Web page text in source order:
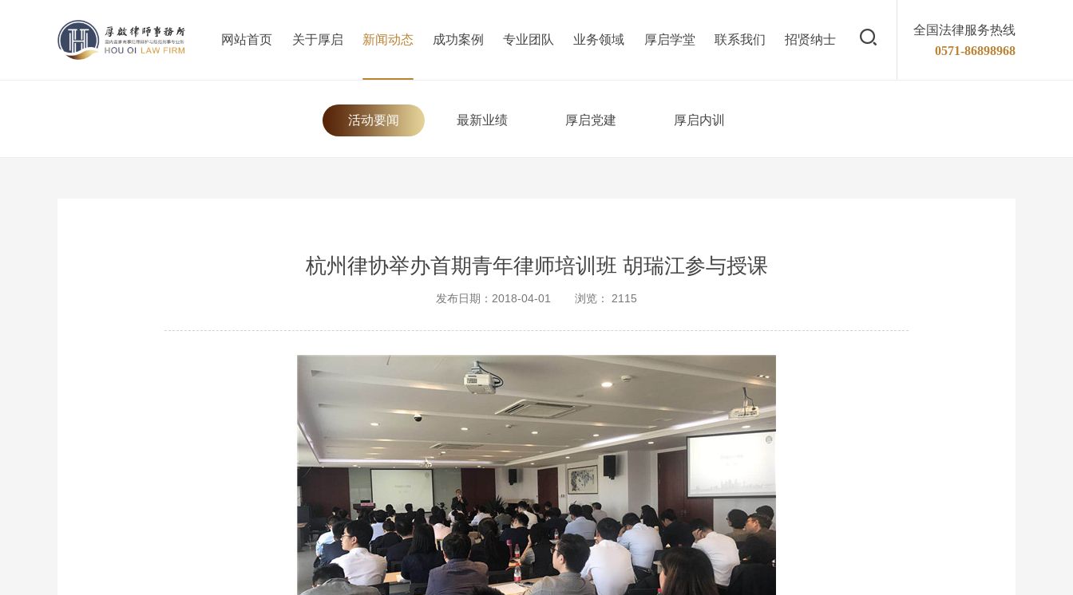
全国法律服务热线
0571-86898968
网站首页 关于厚启 新闻动态 成功案例 专业团队 业务领域 厚启学堂 联系我们 招贤纳士
活动要闻 最新业绩 厚启党建 厚启内训
杭州律协举办首期青年律师培训班 胡瑞江参与授课
发布日期：2018-04-01 浏览： 2115